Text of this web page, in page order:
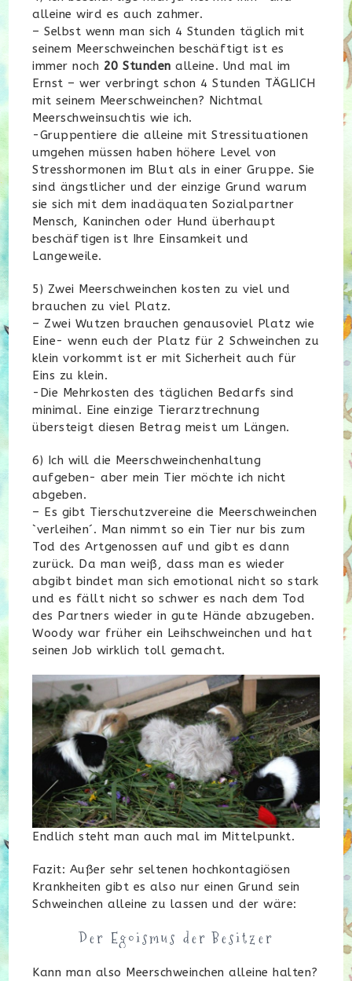
alleine wird es auch zahmer.
– Selbst wenn man sich 4 Stunden täglich mit
seinem Meerschweinchen beschäftigt ist es
immer noch 20 Stunden alleine. Und mal im
Ernst – wer verbringt schon 4 Stunden TÄGLICH
mit seinem Meerschweinchen? Nichtmal
Meerschweinsuchtis wie ich.
-Gruppentiere die alleine mit Stressituationen
umgehen müssen haben höhere Level von
Stresshormonen im Blut als in einer Gruppe. Sie
sind ängstlicher und der einzige Grund warum
sie sich mit dem inadäquaten Sozialpartner
Mensch, Kaninchen oder Hund überhaupt
beschäftigen ist Ihre Einsamkeit und
Langeweile.
5) Zwei Meerschweinchen kosten zu viel und
brauchen zu viel Platz.
– Zwei Wutzen brauchen genausoviel Platz wie
Eine- wenn euch der Platz für 2 Schweinchen zu
klein vorkommt ist er mit Sicherheit auch für
Eins zu klein.
-Die Mehrkosten des täglichen Bedarfs sind
minimal. Eine einzige Tierarztrechnung
übersteigt diesen Betrag meist um Längen.
6) Ich will die Meerschweinchenhaltung
aufgeben- aber mein Tier möchte ich nicht
abgeben.
– Es gibt Tierschutzvereine die Meerschweinchen
`verleihen´. Man nimmt so ein Tier nur bis zum
Tod des Artgenossen auf und gibt es dann
zurück. Da man weiß, dass man es wieder
abgibt bindet man sich emotional nicht so stark
und es fällt nicht so schwer es nach dem Tod
des Partners wieder in gute Hände abzugeben.
Woody war früher ein Leihschweinchen und hat
seinen Job wirklich toll gemacht.
Endlich steht man auch mal im Mittelpunkt.
Fazit: Außer sehr seltenen hochkontagiösen
Krankheiten gibt es also nur einen Grund sein
Schweinchen alleine zu lassen und der wäre:
Der Egoismus der Besitzer
Kann man also Meerschweinchen alleine halten?